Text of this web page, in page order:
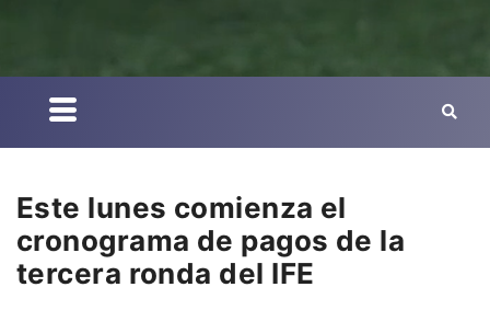
Este lunes comienza el
cronograma de pagos de la
tercera ronda del IFE